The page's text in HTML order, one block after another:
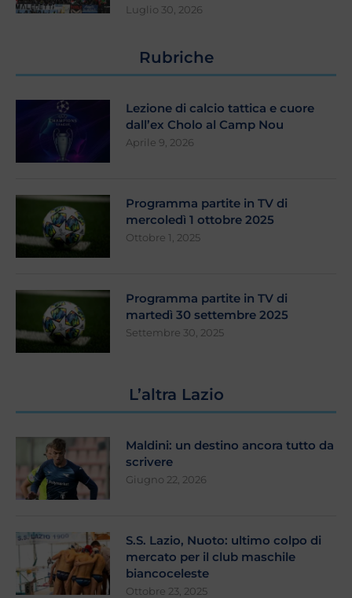
Luglio 30, 2026
Rubriche
Lezione di calcio tattica e cuore
dall’ex Cholo al Camp Nou
Aprile 9, 2026
Programma partite in TV di
mercoledì 1 ottobre 2025
Ottobre 1, 2025
Programma partite in TV di
martedì 30 settembre 2025
Settembre 30, 2025
L’altra Lazio
Maldini: un destino ancora tutto da
scrivere
Giugno 22, 2026
S.S. Lazio, Nuoto: ultimo colpo di
mercato per il club maschile
biancoceleste
Ottobre 23, 2025